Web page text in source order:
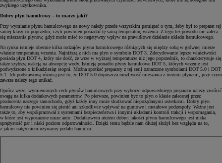
zwykłego użytkownika.
Dobry płyn hamulcowy – to znaczy jaki?
Przy wymianie płynu hamulcowego na nowy należy przede wszystkim pamiętać o tym, żeby był to preparat tej
samej klasy co poprzedni, czyli powinien posiadać tę samą temperaturę wrzenia. Z tego też powodu nie zaleca
się mieszania płynów, gdyż może mieć to negatywny wpływ na prawidłowe działanie układu hamulcowego.
Na rynku istnieje obecnie kilka rodzajów płynu hamulcowego różniących się między sobą w głównej mierze
właśnie temperaturą wrzenia. Najniższą z nich ma płyn o symbolu DOT 3. Zdecydowanie lepsze właściwości
posiada płyn DOT 4, który nie dość, że wrze w wyższej temperaturze niż jego poprzednik, to charakteryzuje się
także szybszą reakcją na absorpcję wody. Istnieją ponadto płyny hamulcowe DOT 5, których wrzenie jest
podwyższone o kilkadziesiąt stopni. Można spotkać preparaty z tej serii oznaczone symbolami DOT 5.0 i DOT
5.1. Ich podstawową różnicą jest to, że DOT 5.0 dopuszcza możliwość mieszania z innymi płynami, przy czym
zawsze należy tego unikać.
Oprócz wyżej wymienionych cech płynów hamulcowych przy wyborze odpowiedniego preparatu należy zwrócić
uwagę na kilka dodatkowych parametrów. Po pierwsze, powinien być to płyn o klasie zalecanej przez
producenta naszego samochodu, gdyż każdy inny może skutkować niepożądanymi usterkami. Dobry płyn
hamulcowy nie powinien się pienić ani szkodliwie wpływać na gumowe i metalowe podzespoły. Ważne jest
także to, aby współpracował z systemami bezpieczeństwa i innymi układami kontroli trakcji i wspomagania,
w które jest wyposażone nasze auto. Dodatkowym atutem dobrej jakości płynu hamulcowego jest niska
sprężystość par i niski poziom odparowalności. Dzięki temu będzie nam dłużej służył bez względu na to,
z jakim natężeniem używamy pedału hamulca.